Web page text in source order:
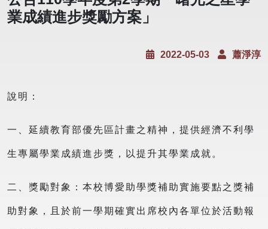
業成績進步獎勵方案」
2022-05-03 蕭淨淳
說明：
一、延續教育部優先區計畫之精神，提供經濟不利學
生專屬學業成績進步獎，以提升其學業成就。
二、獎勵對象：本校博愛助學獎補助實施要點之獎補
助對象，且於前一學期確實出席校內各單位於活動報